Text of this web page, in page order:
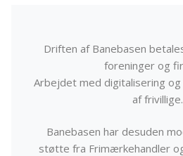
Driften af Banebasen
foreninger og
Arbejdet med digitalisering
af frivillige.
Banebasen har desuden
støtte fra Frimærkehandler